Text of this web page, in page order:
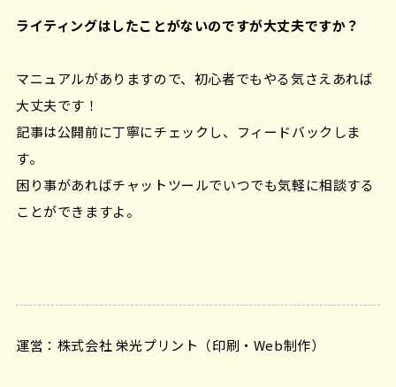
ライティングはしたことがないのですが大丈夫ですか？
マニュアルがありますので、初心者でもやる気さえあれば
大丈夫です！
記事は公開前に丁寧にチェックし、フィードバックしま
す。
困り事があればチャットツールでいつでも気軽に相談する
ことができますよ。
運営：株式会社 栄光プリント（印刷・Web制作）